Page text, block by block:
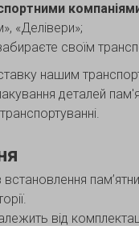
«Делівери»;
своїм
нашим
деталей
від